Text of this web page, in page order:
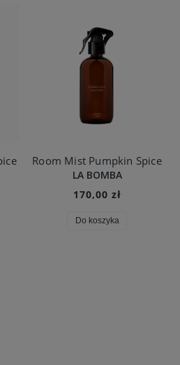
Room Mist Pumpkin Spice
LA BOMBA
170,00 zł
Do koszyka